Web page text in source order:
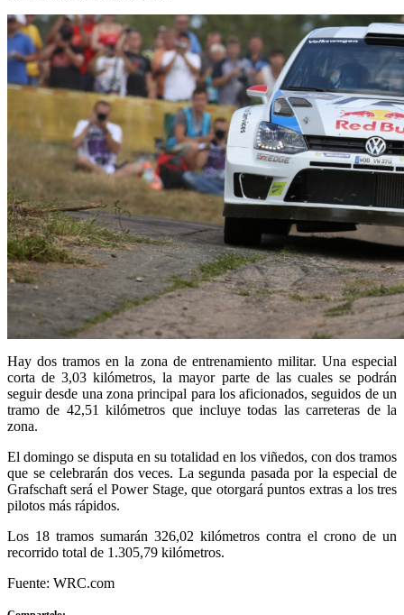
Hay dos tramos en la zona de entrenamiento militar. Una especial
corta de 3,03 kilómetros, la mayor parte de las cuales se podrán
seguir desde una zona principal para los aficionados, seguidos de un
tramo de 42,51 kilómetros que incluye todas las carreteras de la
zona.
El domingo se disputa en su totalidad en los viñedos, con dos tramos
que se celebrarán dos veces. La segunda pasada por la especial de
Grafschaft será el Power Stage, que otorgará puntos extras a los tres
pilotos más rápidos.
Los 18 tramos sumarán 326,02 kilómetros contra el crono de un
recorrido total de 1.305,79 kilómetros.
Fuente: WRC.com